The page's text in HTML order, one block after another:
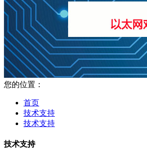
您的位置：
首页
技术支持
技术支持
技术支持